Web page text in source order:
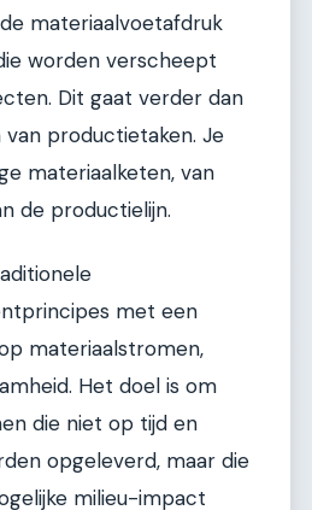
materiaalvoetafdruk
worden verscheept
Dit gaat verder dan
productietaken. Je
materiaalketen, van
de productielijn.
met een
materiaalstromen,
Het doel is om
die niet op tijd en
opgeleverd, maar die
milieu-impact